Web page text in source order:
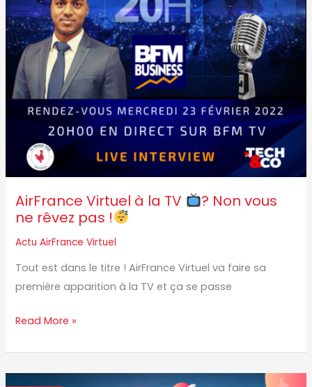
AirFrance Virtuel à la TV
? Non vous
ne rêvez pas !
Actu AirFrance Virtuel
Tout est dans le titre ! AirFrance Virtuel va faire sa
première apparition à la TV et ça se passe
la
TV
?
Non
vous
ne
pas
Read More »